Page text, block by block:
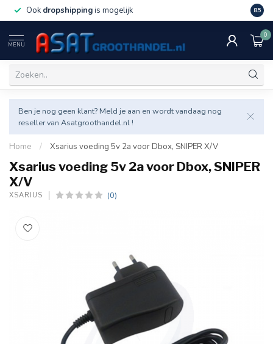
Ook dropshippingis mogelijk Veel
8.5
MENU
0
Ben je nog geen klant? Meld je aan en wordt vandaag nog
reseller van Asatgroothandel.nl !
Home / Xsarius voeding 5v 2a voor Dbox, SNIPER X/V
Xsarius voeding 5v 2a voor Dbox, SNIPER
X/V
XSARIUS (0)